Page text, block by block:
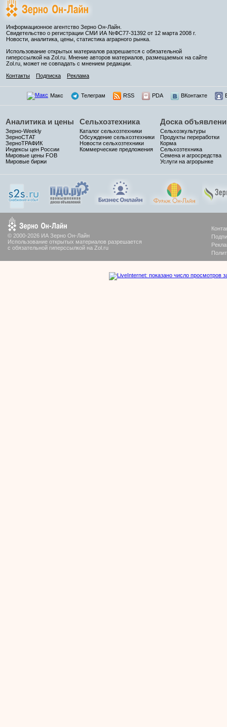
Информационное агентство Зерно Он-Лайн.
Свидетельство о регистрации СМИ ИА №ФС77-31392 от 12 марта 2008 г.
Новости, аналитика, цены, статистика аграрного рынка.
Использование открытых материалов разрешается с обязательной
гиперссылкой на Zol.ru. Мнение авторов материалов, размещаемых на сайте
Zol.ru, может не совпадать с мнением редакции.
Контакты
Подписка Реклама
Макс Телеграм RSS PDA ВКонтакте
Аналитика и цены
Зерно-Weekly
ЗерноСТАТ
ЗерноТРАФИК
Индексы цен России
Мировые цены FOB
Мировые биржи
Сельхозтехника
Каталог сельхозтехники
Обсуждение сельхозтехники
Новости сельхозтехники
Коммерческие предложения
Доска
Сельхозкультуры
Продукты переработки
Корма
Сельхозтехника
Семена и агросредства
Услуги на агрорынке
© 2000-2026 ИА Зерно Он-Лайн
Использование открытых материалов разрешается
с обязательной гиперссылкой на Zol.ru